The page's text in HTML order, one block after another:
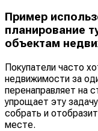
Пример
планирование
объектам
Покупатели часто
недвижимости за
перенаправляет на
упрощает эту
собрать и
месте.